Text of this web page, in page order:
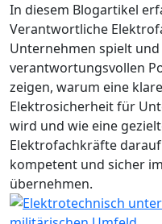
In diesem Blogartikel
Verantwortliche
Unternehmen spielt
verantwortungsvollen
zeigen, warum eine
Elektrosicherheit für
wird und wie eine
Elektrofachkräfte
kompetent und sicher
übernehmen.